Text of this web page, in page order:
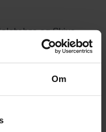
Om
og Skive,
lokationer. Vi har
vi lægger så stor